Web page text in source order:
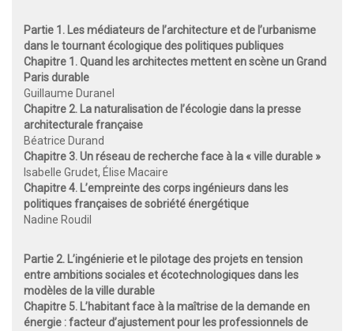
Partie 1. Les médiateurs de l’architecture et de l’urbanisme
dans le tournant écologique des politiques publiques
Chapitre 1. Quand les architectes mettent en scène un Grand
Paris durable
Guillaume Duranel
Chapitre 2. La naturalisation de l’écologie dans la presse
architecturale française
Béatrice Durand
Chapitre 3. Un réseau de recherche face à la « ville durable »
Isabelle Grudet, Élise Macaire
Chapitre 4. L’empreinte des corps ingénieurs dans les
politiques françaises de sobriété énergétique
Nadine Roudil
Partie 2. L’ingénierie et le pilotage des projets en tension
entre ambitions sociales et écotechnologiques dans les
modèles de la ville durable
Chapitre 5. L’habitant face à la maîtrise de la demande en
énergie : facteur d’ajustement pour les professionnels de